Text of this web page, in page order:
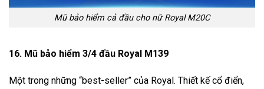
Mũ bảo hiểm cả đầu cho nữ Royal M20C
16. Mũ bảo hiểm 3/4 đầu Royal M139
Một trong những “best-seller” của Royal. Thiết kế cổ điển,